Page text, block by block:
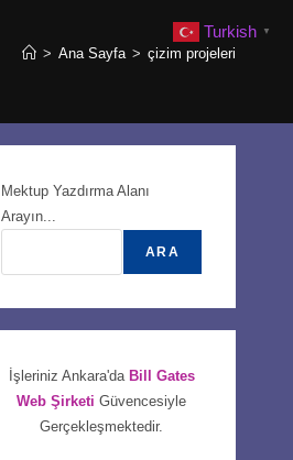
> Ana Sayfa > çizim projeleri
Mektup Yazdırma Alanı
Arayın...
ARA
İşleriniz Ankara'da Bill Gates
Web ŞirketiGüvencesiyle
Gerçekleşmektedir.
Turkish ▼